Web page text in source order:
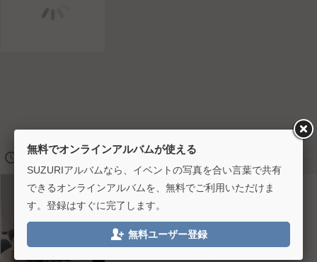
🕔 2023/09/17 10:00
無料でオンラインアルバムが使える
SUZURIアルバムなら、イベントの写真を合い言葉で共有
できるオンラインアルバムを、無料でご利用いただけま
す。登録はすぐに完了します。
 無料ユーザー登録